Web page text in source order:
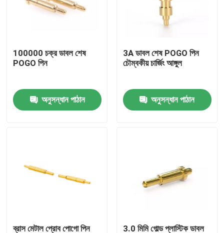
আমাদের সম্পর্কে
মান নিয়ন্ত্রণ
আমাদের সাথে যোগাযোগ করুন
সব ক্ষেত্রেই
প্রোব পোগো পিন
100000 চক্র ডাবল শেষ
POGO পিন
অনুসন্ধান পাঠান
3A ডাবল শেষ POGO পিন
চৌম্বকীয় চার্জিং আঙ্গুল
অনুসন্ধান পাঠান
ব্রাস মেটাল প্রোব পোগো পিন 3.0 মিমি গোল্ড প্লাস্টিক ডাবল